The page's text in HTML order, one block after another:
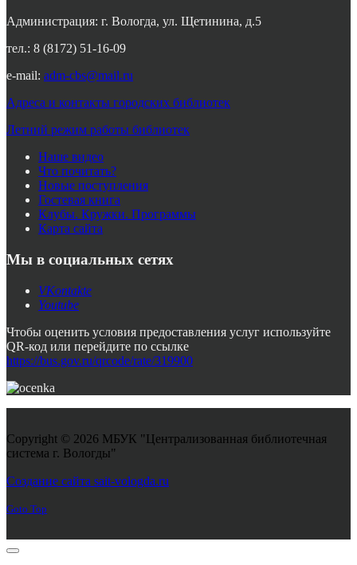
Администрация: г. Вологда, ул. Щетинина, д.5
тел.: 8 (8172) 51-16-09
e-mail: adm-cbs@mail.ru
Адреса и контакты городских библиотек
Летний режим работы библиотек
Наше видео
Что почитать?
Новые поступления
Гостевая книга
Клубы. Кружки. Программы
Карта сайта
Мы в социальных сетях
VKontakte
Youtube
Чтобы оценить условия предоставления услуг используйте
QR-код или перейдите по ссылке
https://bus.gov.ru/qrcode/rate/319900
Copyright © 2026 МБУК "Централизованная библиотечная
система г. Вологды"
Создание сайта sait-vologda.ru
Goto Top